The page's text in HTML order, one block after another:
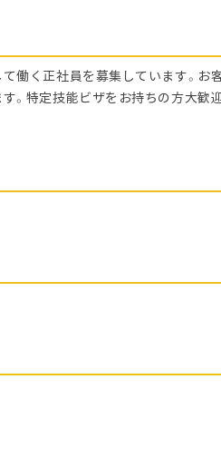
働く正社員を募集しています。お
。特定技能ビザをお持ちの方大歓迎